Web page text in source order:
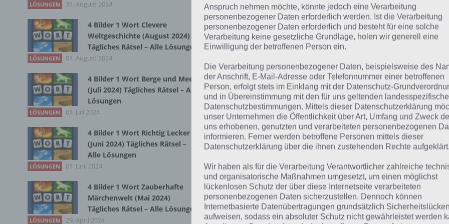
Zur Übersicht der4 Bilder 1 Wort Lösungen zu Philippinen
Kurze Begriffserklärung
LÖSUNGEN 31. August 2024
4 Bilder 1 Wort Clevere
Weltgeschichte (August 2024)
Tägliches Rätsel – Alle Lösungen
LÖSUNGEN 01. August 2024
4 Bilder 1 Wort Berge und Meer
(Juli 2024) Tägliches Rätsel – Alle
Lösungen
LÖSUNGEN 01. Juli 2024
4 Bilder 1 Wort Richtig Lecker
(Juni 2024) Tägliches Rätsel –
Alle Lösungen
LÖSUNGEN 01. Juni 2024
4 Bilder 1 Wort Zauberhafte
Märchenwelt (Mai 2024)
Tägliches Rätsel – Alle Lösungen
LÖSUNGEN 29. April 2024
Anspruch nehmen möchte, könnte jedoch eine Verarbeitung
personenbezogener Daten erforderlich werden. Ist die Verarbeitung
personenbezogener Daten erforderlich und besteht für eine solche
Verarbeitung keine gesetzliche Grundlage, holen wir generell eine
Einwilligung der betroffenen Person ein.
Die Verarbeitung personenbezogener Daten, beispielsweise des
der Anschrift, E-Mail-Adresse oder Telefonnummer einer betroffenen
Person, erfolgt stets im Einklang mit der Datenschutz-
und in Übereinstimmung mit den für uns geltenden
Datenschutzbestimmungen. Mittels dieser Datenschutzerklärung
unser Unternehmen die Öffentlichkeit über Art, Umfang und Zweck
uns erhobenen, genutzten und verarbeiteten personenbezogenen
informieren. Ferner werden betroffene Personen mittels dieser
Datenschutzerklärung über die ihnen zustehenden Rechte aufgeklärt.
Wir haben als für die Verarbeitung Verantwortlicher zahlreiche
und organisatorische Maßnahmen umgesetzt, um einen möglichst
lückenlosen Schutz der über diese Internetseite verarbeiteten
personenbezogenen Daten sicherzustellen. Dennoch können
Internetbasierte Datenübertragungen grundsätzlich Sicherheitslücken
aufweisen, sodass ein absoluter Schutz nicht gewährleistet werden